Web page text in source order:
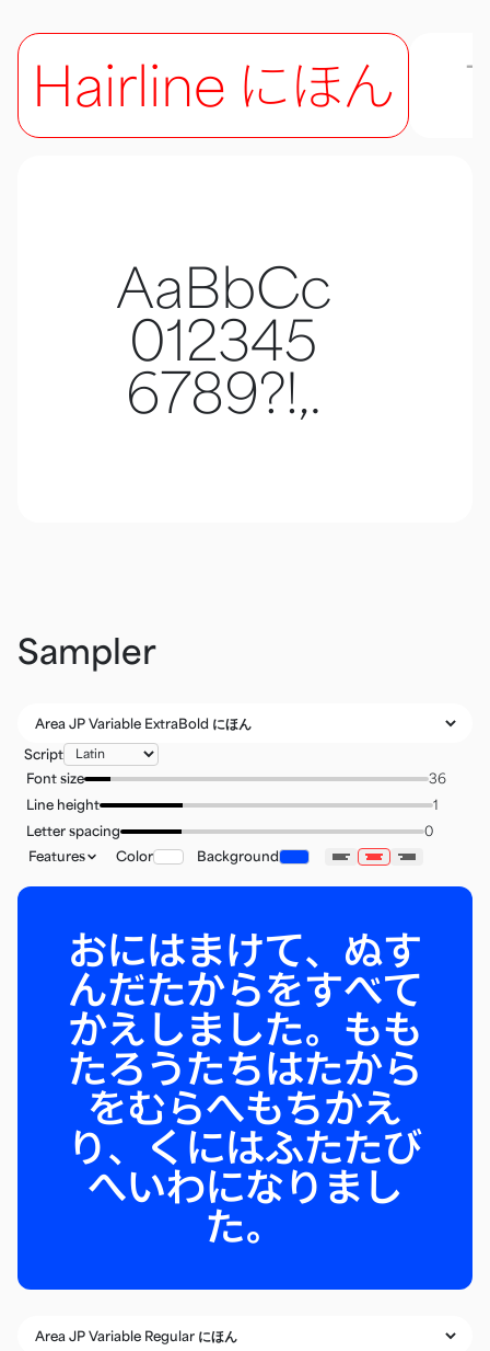
Hairline にほん
AaBbCc
012345
6789?!,.
Sampler
Script
Font size
Line height
Letter spacing
Features
Color Background
おにはまけて、ぬす
んだたからをすべて
かえしました。もも
たろうたちはたから
をむらへもちかえ
り、くにはふたたび
へいわになりまし
た。